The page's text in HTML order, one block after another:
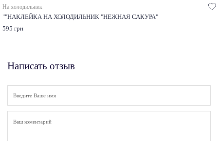
На холодильник
""НАКЛЕЙКА НА ХОЛОДИЛЬНИК "НЕЖНАЯ САКУРА"
595 грн
Написать отзыв